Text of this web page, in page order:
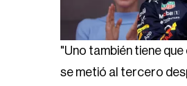
"Uno también tiene
se metió al tercero